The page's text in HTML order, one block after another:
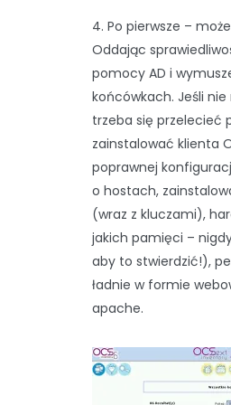
4. Po pierwsze –
Oddając
pomocy AD i
końcówkach. Jeśli
trzeba się przelecieć
zainstalować klienta
poprawnej
o hostach,
(wraz z kluczami),
jakich pamięci –
aby to stwierdzić!),
ładnie w formie
apache.